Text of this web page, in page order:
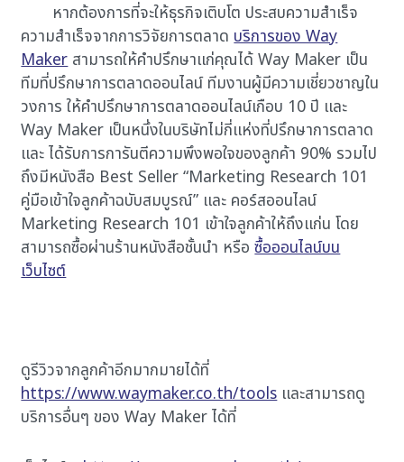
หากต้องการที่จะให้ธุรกิจเติบโต ประสบความสำเร็จ
ความสำเร็จจากการวิจัยการตลาดบริการของ Way
Makerสามารถให้คำปรึกษาแก่คุณได้ Way Maker เป็น
ทีมที่ปรึกษาการตลาดออนไลน์ ทีมงานผู้มีความเชี่ยวชาญใน
วงการ ให้คำปรึกษาการตลาดออนไลน์เกือบ 10 ปี และ
Way Maker เป็นหนึ่งในบริษัทไม่กี่แห่งที่ปรึกษาการตลาด
และ ได้รับการการันตีความพึงพอใจของลูกค้า 90% รวมไป
ถึงมีหนังสือ Best Seller “Marketing Research 101
คู่มือเข้าใจลูกค้าฉบับสมบูรณ์” และ คอร์สออนไลน์
Marketing Research 101 เข้าใจลูกค้าให้ถึงแก่น โดย
สามารถซื้อผ่านร้านหนังสือชั้นนำ หรือซื้อออนไลน์บน
เว็บไซต์
ดูรีวิวจากลูกค้าอีกมากมายได้ที่
https://www.waymaker.co.th/toolsและสามารถดู
บริการอื่นๆ ของ Way Maker ได้ที่